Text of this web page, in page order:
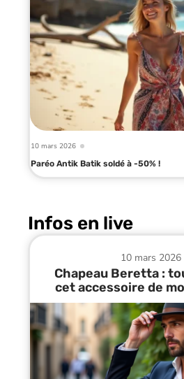
10 mars 2026
Paréo Antik Batik soldé à -50% !
Infos en live
10 mars 2026
Chapeau Beretta :
cet accessoire de